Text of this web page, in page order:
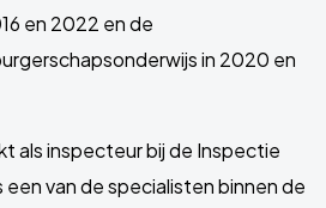
en 2022 en de
in 2020 en
als inspecteur bij de Inspectie
een van de specialisten binnen de